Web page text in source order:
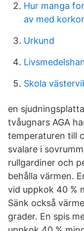
Hur manga
av med
Urkund
Skola
en
tvåugnars AGA
temperaturen till
svalare i
rullgardiner och
behålla värmen.
vid uppkok 40 %
Sänk också
grader. En spis